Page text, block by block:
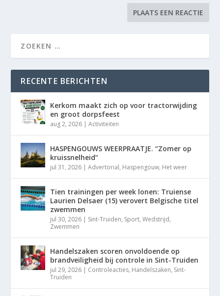
RECENTE BERICHTEN
Kerkom maakt zich op voor tractorwijding
en groot dorpsfeest
aug 2, 2026 |Activiteiten
HASPENGOUWS WEERPRAATJE. “Zomer op
kruissnelheid”
jul 31, 2026 |Advertorial, Haspengouw, Het weer
Tien trainingen per week lonen: Truiense
Laurien Delsaer (15) verovert Belgische titel
zwemmen
jul 30, 2026 | Sint-Truiden, Sport,Wedstrijd,
Zwemmen
Handelszaken scoren onvoldoende op
brandveiligheid bij controle in Sint-Truiden
jul 29, 2026 | Controleacties, Handelszaken, Sint-
Truiden